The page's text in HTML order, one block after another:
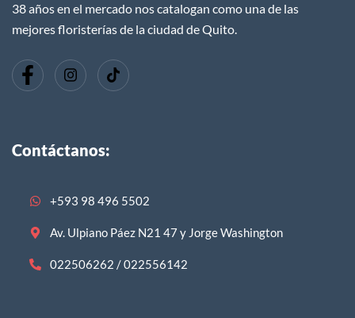
38 años en el mercado nos catalogan como una de las
mejores floristerías de la ciudad de Quito.
Contáctanos:
+593 98 496 5502
Av. Ulpiano Páez N21 47 y Jorge Washington
022506262 / 022556142